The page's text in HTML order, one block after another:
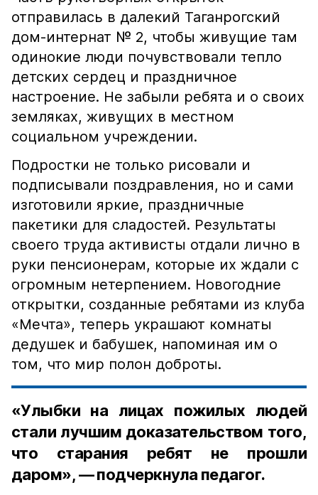
отправилась в далекий Таганрогский
дом-интернат № 2, чтобы живущие там
одинокие люди почувствовали тепло
детских сердец и праздничное
настроение. Не забыли ребята и о своих
земляках, живущих в местном
социальном учреждении.
Подростки не только рисовали и
подписывали поздравления, но и сами
изготовили яркие, праздничные
пакетики для сладостей. Результаты
своего труда активисты отдали лично в
руки пенсионерам, которые их ждали с
огромным нетерпением. Новогодние
открытки, созданные ребятами из клуба
«Мечта», теперь украшают комнаты
дедушек и бабушек, напоминая им о
том, что мир полон доброты.
«Улыбки на лицах пожилых людей
стали лучшим доказательством того,
что старания ребят не прошли
даром», — подчеркнула педагог.